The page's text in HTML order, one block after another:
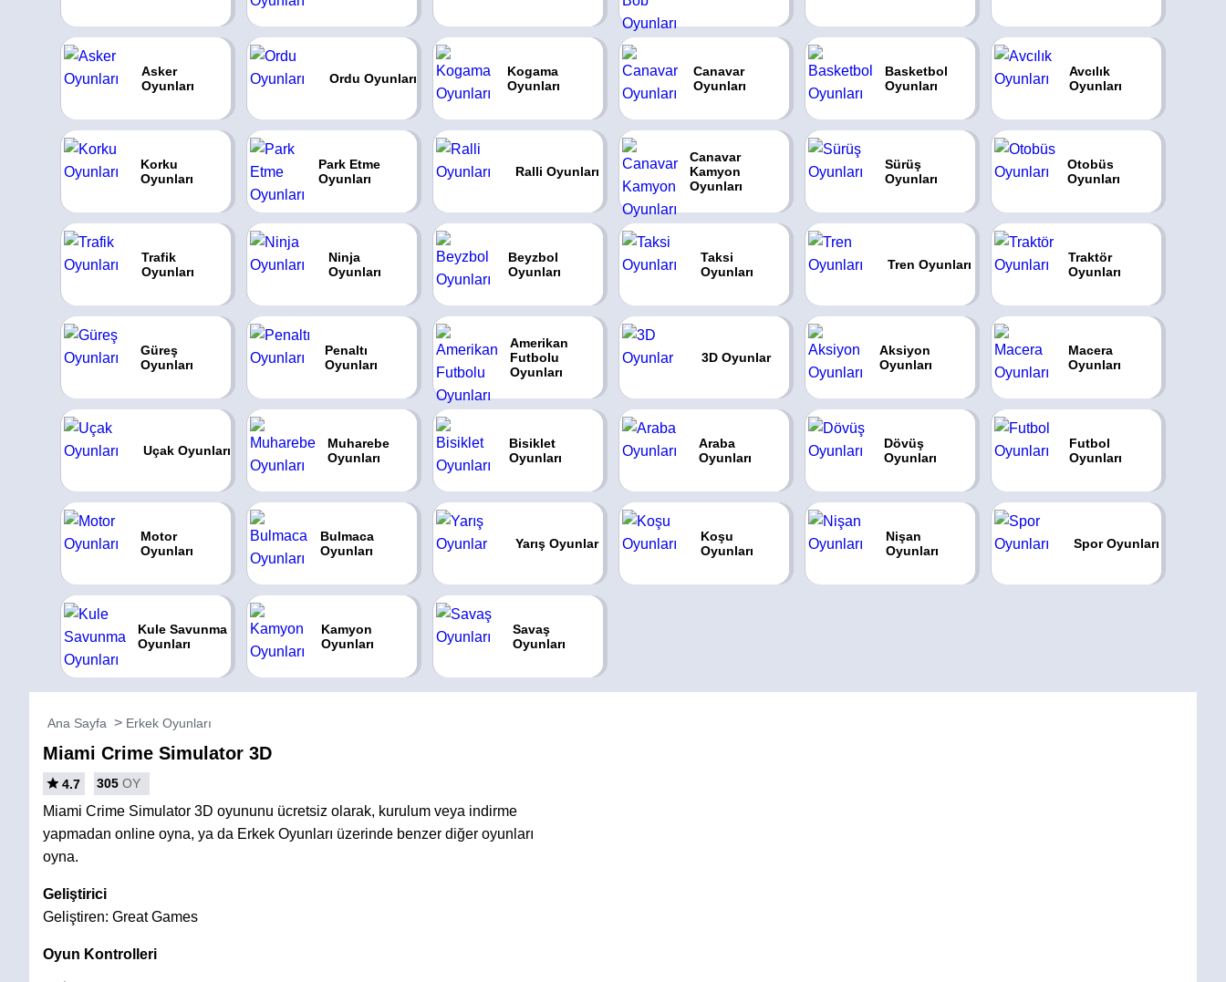
Asker
Oyunları
Ordu Oyunları
Kogama
Oyunları
Canavar
Oyunları
Basketbol
Oyunları
Avcılık
Oyunları
Korku
Oyunları
Park Etme
Oyunları
Ralli Oyunları
Canavar
Kamyon
Oyunları
Sürüş
Oyunları
Otobüs
Oyunları
Trafik
Oyunları
Ninja
Oyunları
Beyzbol
Oyunları
Taksi
Oyunları
Tren Oyunları
Traktör
Oyunları
Güreş
Oyunları
Penaltı
Oyunları
Amerikan
Futbolu
Oyunları
3D Oyunlar
Aksiyon
Oyunları
Macera
Oyunları
Uçak Oyunları
Muharebe
Oyunları
Bisiklet
Oyunları
Araba
Oyunları
Dövüş
Oyunları
Futbol
Oyunları
Motor
Oyunları
Bulmaca
Oyunları
Yarış Oyunlar
Koşu
Oyunları
Nişan
Oyunları
Spor Oyunları
Kule Savunma
Oyunları
Kamyon
Oyunları
Savaş
Oyunları
Ana Sayfa Erkek Oyunları
Miami Crime Simulator 3D
4.7 305 OY
Miami Crime Simulator 3D oyununu ücretsiz olarak, kurulum veya indirme
yapmadan online oyna, ya da Erkek Oyunları üzerinde benzer diğer oyunları
oyna.
Geliştirici
Geliştiren: Great Games
Oyun Kontrolleri